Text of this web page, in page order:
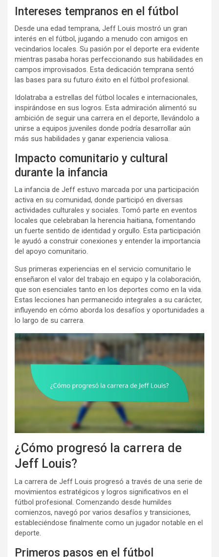
Intereses tempranos en el fútbol
Desde una edad temprana, Jeff Louis mostró un gran
interés en el fútbol, jugando a menudo con amigos en
vecindarios locales. Su pasión por el deporte era evidente
mientras pasaba horas perfeccionando sus habilidades en
campos improvisados. Esta dedicación temprana sentó
las bases para su futuro éxito en el fútbol profesional.
Idolatraba a estrellas del fútbol locales e internacionales,
inspirándose en sus logros. Esta admiración alimentó su
ambición de seguir una carrera en el deporte, llevándolo a
unirse a equipos juveniles donde podría desarrollar aún
más sus habilidades y ganar experiencia valiosa.
Impacto comunitario y cultural
durante la infancia
La infancia de Jeff estuvo marcada por una participación
activa en su comunidad, donde participó en diversas
actividades culturales y sociales. Tomó parte en eventos
locales que celebraban la herencia haitiana, fomentando
un fuerte sentido de identidad y orgullo. Esta participación
le ayudó a construir conexiones y entender la importancia
del apoyo comunitario.
Sus primeras experiencias en el servicio comunitario le
enseñaron el valor del trabajo en equipo y la colaboración,
que son esenciales tanto en los deportes como en la vida.
Estas lecciones han permanecido integrales a su carácter,
influyendo en cómo aborda los desafíos y oportunidades a
lo largo de su carrera.
¿Cómo progresó la carrera de
Jeff Louis?
La carrera de Jeff Louis progresó a través de una serie de
movimientos estratégicos y logros significativos en el
fútbol profesional. Comenzando desde humildes
comienzos, navegó por varios desafíos y transiciones,
estableciéndose finalmente como un jugador notable en el
deporte.
Primeros pasos en el fútbol